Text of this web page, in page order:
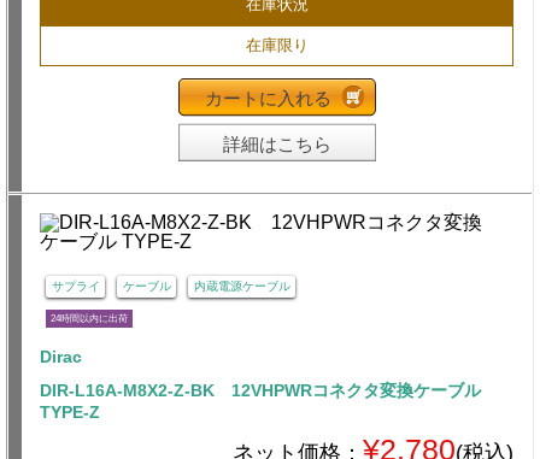
在庫状況
在庫限り
カートに入れる
詳細はこちら
サプライ ケーブル 内蔵電源ケーブル
24時間以内に出荷
Dirac
DIR-L16A-M8X2-Z-BK 12VHPWRコネクタ変換ケーブル
TYPE-Z
ネット価格： ¥2,780(税込)